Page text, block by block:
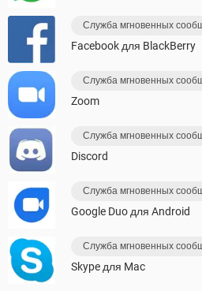
Служба мгновенных
Facebook для BlackBerry
Служба мгновенных
Zoom
Служба мгновенных
Discord
Служба мгновенных
Google Duo для Android
Служба мгновенных
Skype для Mac